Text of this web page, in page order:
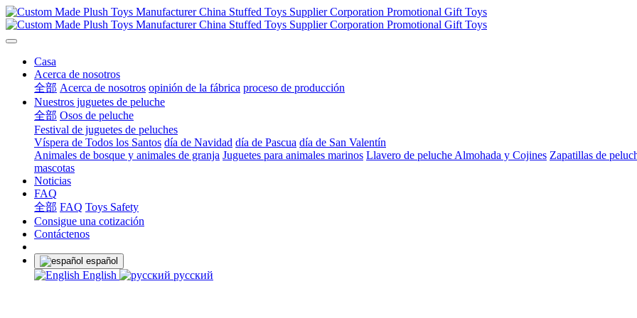
Casa
Acerca de nosotros
全部 Acerca de nosotros opinión de la fábrica proceso de producción
Nuestros juguetes de peluche
全部 Osos de peluche
Festival de juguetes de peluches
Víspera de Todos los Santos día de Navidad día de Pascua día de San Valentín
Animales de bosque y animales de granja Juguetes para animales marinos Llavero de peluche Almohada y Cojines Zapatillas de
mascotas
Noticias
FAQ
全部 FAQ Toys Safety
Consigue una cotización
Contáctenos
español
English русский